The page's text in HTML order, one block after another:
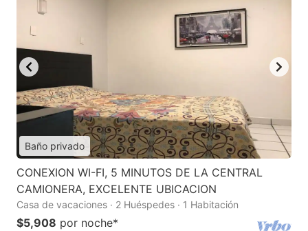
Baño privado
CONEXION WI-FI, 5 MINUTOS DE LA CENTRAL
CAMIONERA, EXCELENTE UBICACION
Casa de vacaciones · 2 Huéspedes · 1 Habitación
$5,908 por noche*